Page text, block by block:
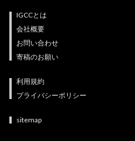
IGCCとは
会社概要
お問い合わせ
寄稿のお願い
利用規約
プライバシーポリシー
sitemap